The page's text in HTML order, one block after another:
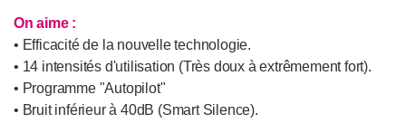
On aime :
• Efficacité de la nouvelle technologie.
• 14 intensités d'utilisation (Très doux à extrêmement fort).
• Programme "Autopilot"
• Bruit inférieur à 40dB (Smart Silence).